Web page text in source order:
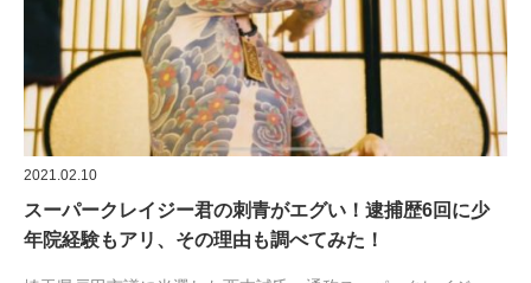
2021.02.10
スーパークレイジー君の刺青がエグい！逮捕歴6回に少
年院経験もアリ、その理由も調べてみた！